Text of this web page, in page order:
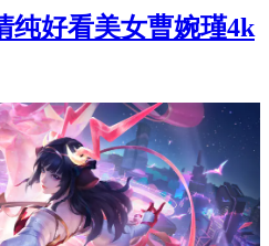
纯好看美女曹婉瑾4k